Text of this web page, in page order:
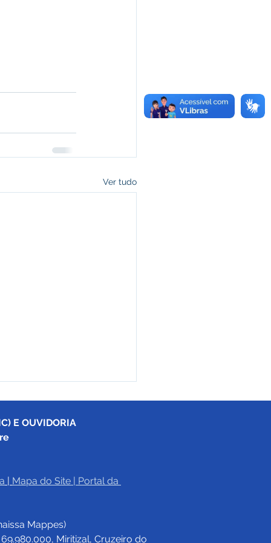
Ver tudo
E OUVIDORIA
Mapa do Site
Portal da
Mappes)
Miritizal, Cruzeiro do